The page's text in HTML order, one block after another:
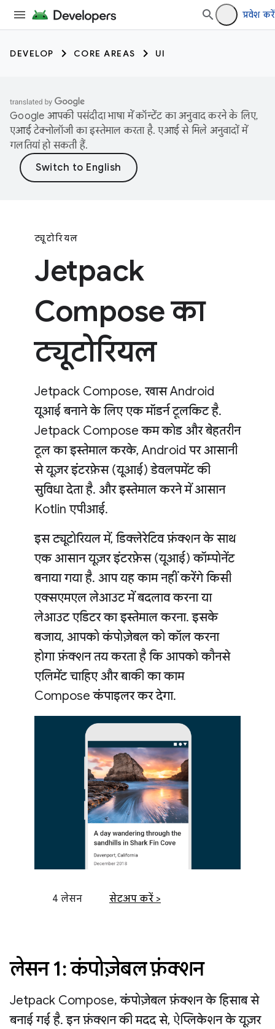
प्रवेश करें
DEVELOP CORE AREAS UI
Google आपकी पसंदीदा भाषा में कॉन्टेंट का अनुवाद करने के लिए,
एआई टेक्नोलॉजी का इस्तेमाल करता है. एआई से मिले अनुवादों में
गलतियां हो सकती हैं.
ट्यूटोरियल
Jetpack
Compose का
ट्यूटोरियल
Jetpack Compose, खास Android
यूआई बनाने के लिए एक मॉडर्न टूलकिट है.
Jetpack Compose कम कोड और बेहतरीन
टूल का इस्तेमाल करके, Android पर आसानी
से यूज़र इंटरफ़ेस (यूआई) डेवलपमेंट की
सुविधा देता है. और इस्तेमाल करने में आसान
Kotlin एपीआई.
इस ट्यूटोरियल में, डिक्लेरेटिव फ़ंक्शन के साथ
एक आसान यूज़र इंटरफ़ेस (यूआई) कॉम्पोनेंट
बनाया गया है. आप यह काम नहीं करेंगे किसी
एक्सएमएल लेआउट में बदलाव करना या
लेआउट एडिटर का इस्तेमाल करना. इसके
बजाय, आपको कंपोज़ेबल को कॉल करना
होगा फ़ंक्शन तय करता है कि आपको कौनसे
एलिमेंट चाहिए और बाकी का काम
Compose कंपाइलर कर देगा.
4 लेसन सेटअप करें >
लेसन 1: कंपोज़ेबल फ़ंक्शन
Jetpack Compose, कंपोज़ेबल फ़ंक्शन के हिसाब से
बनाई गई है. इन फ़ंक्शन की मदद से, ऐप्लिकेशन के यूज़र